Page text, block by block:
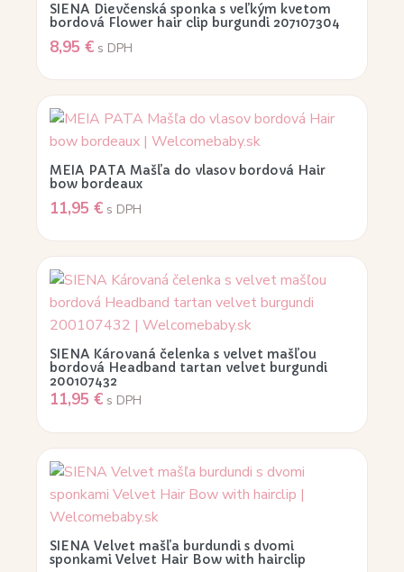
SIENA Dievčenská sponka s veľkým kvetom
bordová Flower hair clip burgundi 207107304
8,95 € s DPH
MEIA PATA Mašľa do vlasov bordová Hair
bow bordeaux
11,95 € s DPH
SIENA Károvaná čelenka s velvet mašľou
bordová Headband tartan velvet burgundi
200107432
11,95 € s DPH
SIENA Velvet mašľa burdundi s dvomi
sponkami Velvet Hair Bow with hairclip